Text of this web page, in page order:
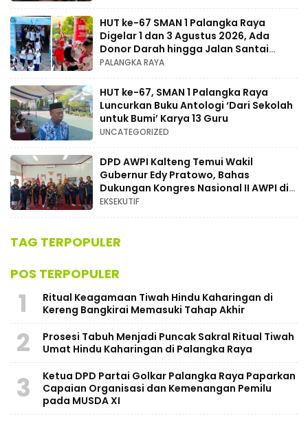
HUT ke-67 SMAN 1 Palangka Raya
Digelar 1 dan 3 Agustus 2026, Ada
Donor Darah hingga Jalan Santai
Berhadiah Doorprize
PALANGKA RAYA
HUT ke-67, SMAN 1 Palangka Raya
Luncurkan Buku Antologi ‘Dari Sekolah
untuk Bumi’ Karya 13 Guru
UNCATEGORIZED
DPD AWPI Kalteng Temui Wakil
Gubernur Edy Pratowo, Bahas
Dukungan Kongres Nasional II AWPI di
Kalimantan Tengah
EKSEKUTIF
TAG TERPOPULER
POS TERPOPULER
1
Ritual Keagamaan Tiwah Hindu Kaharingan di
Kereng Bangkirai Memasuki Tahap Akhir
2
Prosesi Tabuh Menjadi Puncak Sakral Ritual Tiwah
Umat Hindu Kaharingan di Palangka Raya
3
Ketua DPD Partai Golkar Palangka Raya Paparkan
Capaian Organisasi dan Kemenangan Pemilu
pada MUSDA XI